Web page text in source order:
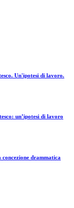
Un'ipotesi di lavoro.
un’ipotesi di lavoro
drammatica